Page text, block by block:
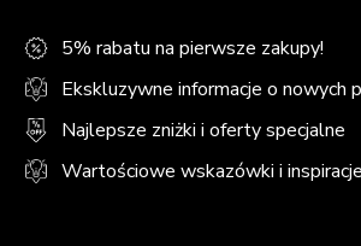
5% rabatu na pierwsze zakupy!
Ekskluzywne informacje o nowych
Najlepsze zniżki i oferty specjalne
Wartościowe wskazówki i inspiracje